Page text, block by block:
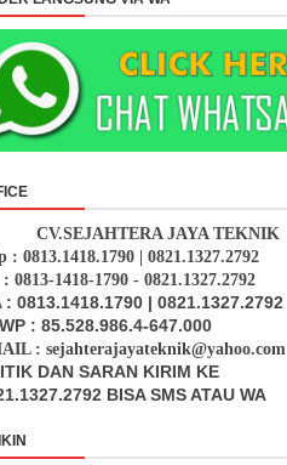
CV.SEJAHTERA JAYA TEKNIK
: 0813.1418.1790 | 0821.1327.2792
0813-1418-1790 - 0821.1327.2792
: 0813.1418.1790 | 0821.1327.2792
: 85.528.986.4-647.000
: sejahterajayateknik@yahoo.com
DAN SARAN KIRIM KE
BISA SMS ATAU WA